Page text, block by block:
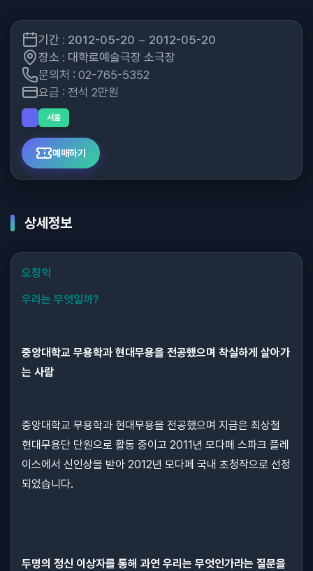
기간 : 2012-05-20 ~ 2012-05-20
장소 : 대학로예술극장 소극장
문의처 : 02-765-5352
요금 : 전석 2만원
서울
예매하기
상세정보
오창익
우리는 무엇일까?
중앙대학교 무용학과 현대무용을 전공했으며 착실하게 살아가
는 사람
중앙대학교 무용학과 현대무용을 전공했으며 지금은 최상철
현대무용단 단원으로 활동 중이고 2011년 모다페 스파크 플레
이스에서 신인상을 받아 2012년 모다페 국내 초청작으로 선정
되었습니다.
두명의 정신 이상자를 통해 과연 우리는 무엇인가라는 질문을